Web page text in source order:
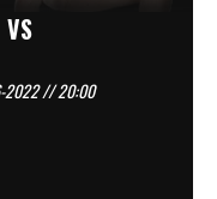
VS
2022 // 20:00